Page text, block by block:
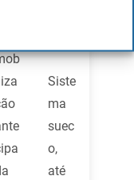
Siste
ma
suec
o,
até